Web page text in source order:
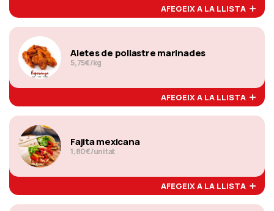
AFEGEIX A LA LLISTA
Aletes de pollastre marinades
5,75€/kg
AFEGEIX A LA LLISTA
Fajita mexicana
1,80€/unitat
AFEGEIX A LA LLISTA